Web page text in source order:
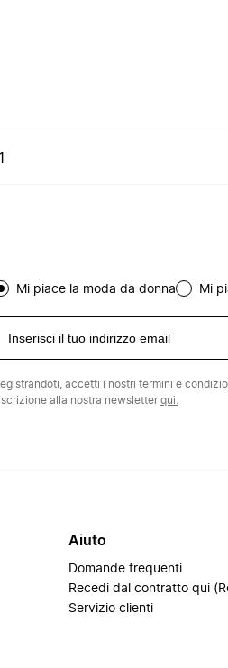
1
Mi piace la moda da donna Mi
accetti i nostri termini e
alla nostra newsletterqui.
Aiuto
Domande frequenti
Recedi dal contratto qui
Servizio clienti